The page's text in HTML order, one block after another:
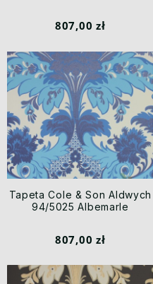
807,00 zł
Tapeta Cole & Son Aldwych
94/5025 Albemarle
807,00 zł